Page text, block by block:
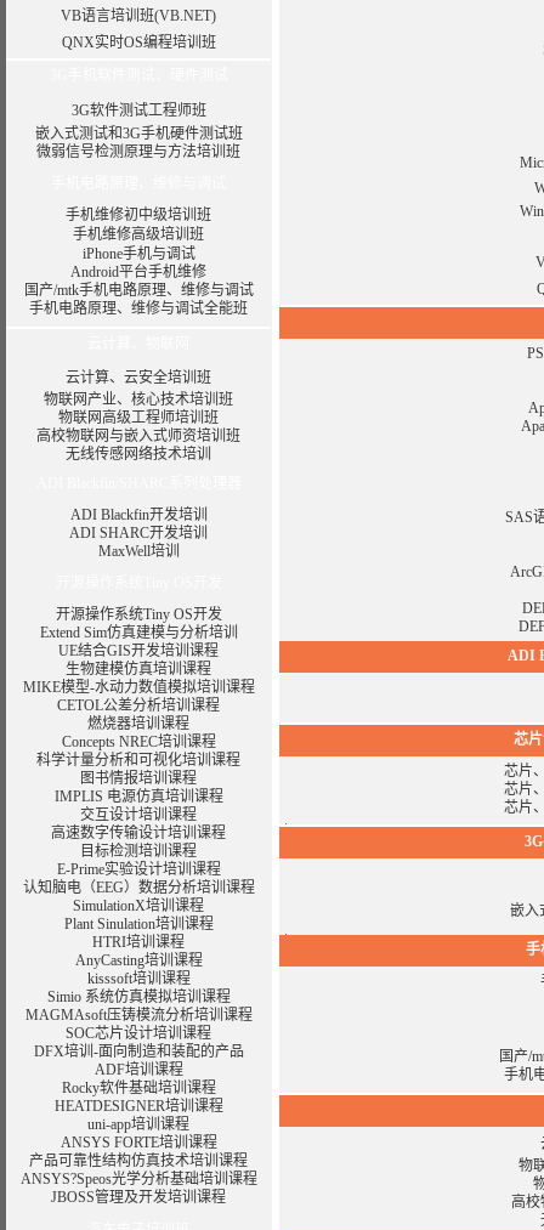
VB语言培训班(VB.NET)
QNX实时OS编程培训班
3G软件测试工程师班
嵌入式测试和3G手机硬件测试班
微弱信号检测原理与方法培训班
手机维修初中级培训班
手机维修高级培训班
iPhone手机与调试
Android平台手机维修
国产/mtk手机电路原理、维修与调试
手机电路原理、维修与调试全能班
云计算、云安全培训班
物联网产业、核心技术培训班
物联网高级工程师培训班
高校物联网与嵌入式师资培训班
无线传感网络技术培训
ADI Blackfin开发培训
ADI SHARC开发培训
MaxWell培训
开源操作系统Tiny OS开发
Extend Sim仿真建模与分析培训
UE结合GIS开发培训课程
生物建模仿真培训课程
MIKE模型-水动力数值模拟培训课程
CETOL公差分析培训课程
燃烧器培训课程
Concepts NREC培训课程
科学计量分析和可视化培训课程
图书情报培训课程
IMPLIS 电源仿真培训课程
交互设计培训课程
高速数字传输设计培训课程
目标检测培训课程
E-Prime实验设计培训课程
认知脑电（EEG）数据分析培训课程
SimulationX培训课程
Plant Sinulation培训课程
HTRI培训课程
AnyCasting培训课程
kisssoft培训课程
Simio 系统仿真模拟培训课程
MAGMAsoft压铸模流分析培训课程
SOC芯片设计培训课程
DFX培训-面向制造和装配的产品
ADF培训课程
Rocky软件基础培训课程
HEATDESIGNER培训课程
uni-app培训课程
ANSYS FORTE培训课程
产品可靠性结构仿真技术培训课程
ANSYS?Speos光学分析基础培训课程
JBOSS管理及开发培训课程
SAS
ADI
芯
芯片
芯片
芯片
嵌入
手
国产/
手机
物
高